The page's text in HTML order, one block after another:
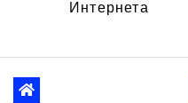
Интернета